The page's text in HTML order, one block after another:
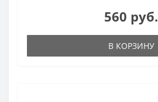
560 руб.
В КОРЗИНУ